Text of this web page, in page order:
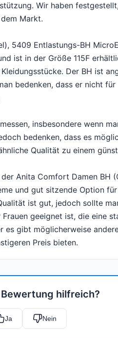
Wir haben
Markt.
5409 Entlastungs-BH
ist in der Größe 115F
Der BH ist
bedenken, dass er nicht für
insbesondere wenn
bedenken, dass es
Qualität zu einem
Anita Comfort Damen BH
und gut sitzende Option
ist gut, jedoch sollte
geeignet ist, die eine
es gibt möglicherweise
Preis bieten.
hilfreich?
Ja Nein